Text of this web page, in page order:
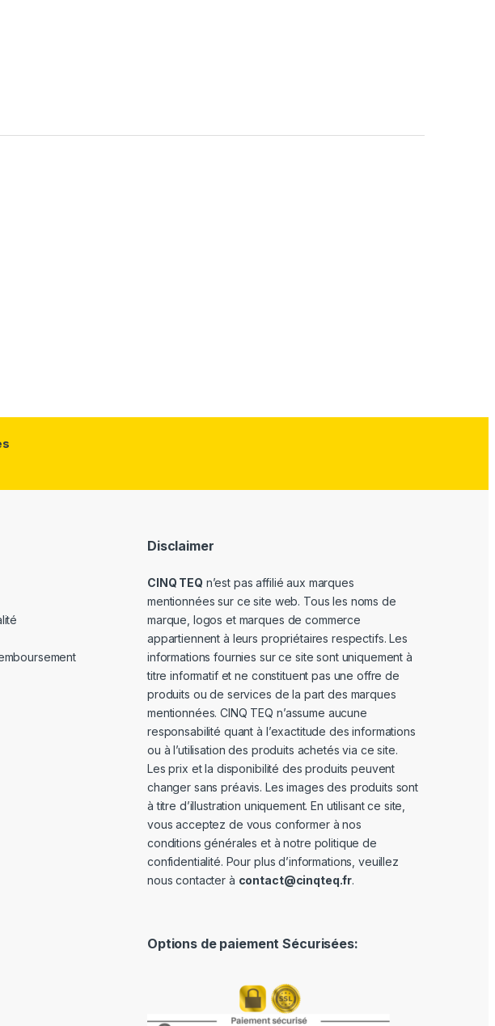
Disclaimer
CINQ TEQ n’est pas affilié aux marques
mentionnées sur ce site web. Tous les noms de
marque, logos et marques de commerce
appartiennent à leurs propriétaires respectifs. Les
informations fournies sur ce site sont uniquement à
titre informatif et ne constituent pas une offre de
produits ou de services de la part des marques
mentionnées. CINQ TEQ n’assume aucune
responsabilité quant à l’exactitude des informations
ou à l’utilisation des produits achetés via ce site.
Les prix et la disponibilité des produits peuvent
changer sans préavis. Les images des produits sont
à titre d’illustration uniquement. En utilisant ce site,
vous acceptez de vous conformer à nos
conditions générales et à notre politique de
confidentialité. Pour plus d’informations, veuillez
nous contacter à contact@cinqteq.fr.
Options de paiement Sécurisées: